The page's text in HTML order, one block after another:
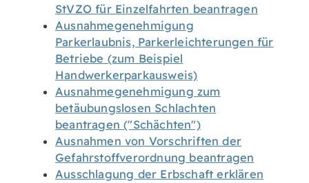
StVZO für Einzelfahrten beantragen
Ausnahmegenehmigung
Parkerlaubnis, Parkerleichterungen für
Betriebe (zum Beispiel
Handwerkerparkausweis)
Ausnahmegenehmigung zum
betäubungslosen Schlachten
beantragen ("Schächten")
Ausnahmen von Vorschriften der
Gefahrstoffverordnung beantragen
Ausschlagung der Erbschaft erklären